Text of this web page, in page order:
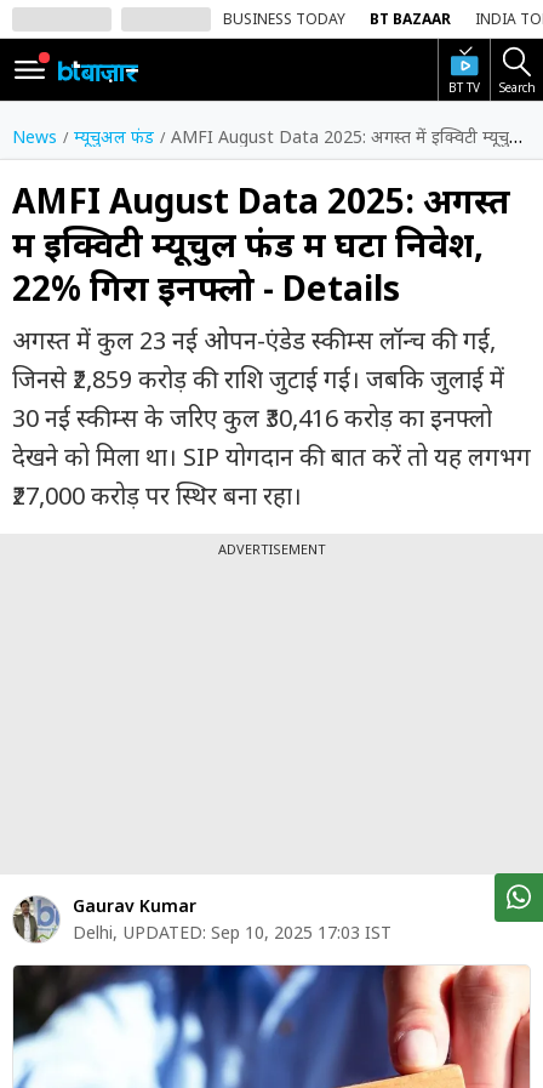
BUSINESS TODAY BT BAZAAR INDIA
BT TV Search
SIGN
IN
Dark
Mode
होम
शेयर
बाज़ार
वीडियो
ट्रेंडिंग
बिजनेस
न्यूज
शेयर
बाज़ार
ट्रेंडिंग
बिजनेस
न्यूज
News म्यूचुअल फंड AMFI August Data 2025: अगस्त में इक्विटी म्यूचुल फंड में घटा निवेश, 22% गिरा इनफ्लो - Details
AMFI August Data 2025: अगस्त
में इक्विटी म्यूचुल फंड में घटा निवेश,
22% गिरा इनफ्लो - Details
अगस्त में कुल 23 नई ओपन-एंडेड स्कीम्स लॉन्च की गईं,
जिनसे ₹2,859 करोड़ की राशि जुटाई गई। जबकि जुलाई में
30 नई स्कीम्स के जरिए कुल ₹30,416 करोड़ का इनफ्लो
देखने को मिला था। SIP योगदान की बात करें तो यह लगभग
₹27,000 करोड़ पर स्थिर बना रहा।
ADVERTISEMENT
Gaurav Kumar
Delhi, UPDATED: Sep 10, 2025 17:03 IST